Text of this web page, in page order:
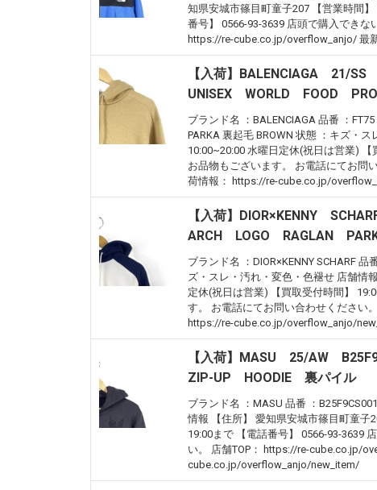
知県安城市篠目町童子207 【営業時間
番号】 0566-93-3639 店頭で購入できな
https://re-cube.co.jp/overflow_anjo/ 最
【入荷】BALENCIAGA
UNISEX WORLD FOOD
ブランド名 ：BALENCIAGA 品番 ：
PARKA 裏起毛 BROWN 状態 ：キズ・
10:00~20:00 水曜日定休(祝日は営業)
お品物もございます。 お電話にてお問
荷情報： https://re-cube.co.jp/
【入荷】DIOR×KENNY
ARCH LOGO RAGLAN
ブランド名 ：DIOR×KENNY SCHARF
ズ・スレ・汚れ・変色・色褪せ 店舗情
定休(祝日は営業) 【買取受付時間】
す。 お電話にてお問い合わせください
https://re-cube.co.jp/overflow_anjo/
【入荷】MASU 25/AW
ZIP-UP HOODIE 裏パイル
ブランド名 ：MASU 品番 ：
情報 【住所】 愛知県安城市篠目町童子
19:00まで 【電話番号】 0566-93-3639
い。 店舗TOP： https://re-cube.co.jp/
cube.co.jp/overflow_anjo/new_item/